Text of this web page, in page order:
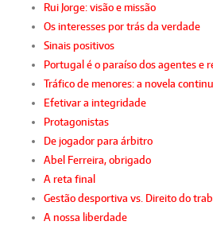
Rui Jorge: visão e missão
Os interesses por trás da verdade
Sinais positivos
Portugal é o paraíso dos agentes e
Tráfico de menores: a novela
Efetivar a integridade
Protagonistas
De jogador para árbitro
Abel Ferreira, obrigado
A reta final
Gestão desportiva vs. Direito do
A nossa liberdade